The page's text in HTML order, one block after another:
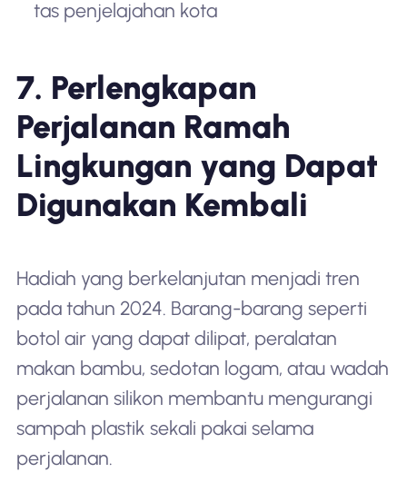
tas penjelajahan kota
7. Perlengkapan
Perjalanan Ramah
Lingkungan yang Dapat
Digunakan Kembali
Hadiah yang berkelanjutan menjadi tren
pada tahun 2024. Barang-barang seperti
botol air yang dapat dilipat, peralatan
makan bambu, sedotan logam, atau wadah
perjalanan silikon membantu mengurangi
sampah plastik sekali pakai selama
perjalanan.